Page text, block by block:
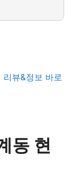
리뷰&정보 바로
동 현